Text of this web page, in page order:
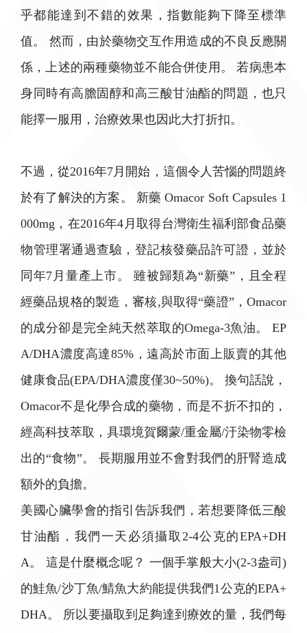
乎都能達到不錯的效果，指數能夠下降至標準
值。 然而，由於藥物交互作用造成的不良反應關
係，上述的兩種藥物並不能合併使用。 若病患本
身同時有高膽固醇和高三酸甘油酯的問題，也只
能擇一服用，治療效果也因此大打折扣。
不過，從2016年7月開始，這個令人苦惱的問題終
於有了解決的方案。 新藥 Omacor Soft Capsules 1
000mg，在2016年4月取得台灣衛生福利部食品藥
物管理署通過查驗，登記核發藥品許可證，並於
同年7月量產上市。 雖被歸類為“新藥”，且全程
經藥品規格的製造，審核,與取得“藥證”，Omacor
的成分卻是完全純天然萃取的Omega-3魚油。 EP
A/DHA濃度高達85%，遠高於市面上販賣的其他
健康食品(EPA/DHA濃度僅30~50%)。 換句話說，
Omacor不是化學合成的藥物，而是不折不扣的，
經高科技萃取，具環境賀爾蒙/重金屬/汙染物零檢
出的“食物”。 長期服用並不會對我們的肝腎造成
額外的負擔。
美國心臟學會的指引告訴我們，若想要降低三酸
甘油酯，我們一天必須攝取2-4公克的EPA+DH
A。 這是什麼概念呢？ 一個手掌般大小(2-3盎司)
的鮭魚/沙丁魚/鯖魚大約能提供我們1公克的EPA+
DHA。 所以要攝取到足夠達到療效的量，我們每